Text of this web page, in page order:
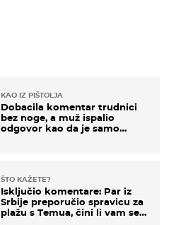
KAO IZ PIŠTOLJA
Dobacila komentar trudnici
bez noge, a muž ispalio
odgovor kao da je samo
ŠTO KAŽETE?
Isključio komentare: Par iz
Srbije preporučio spravicu za
plažu s Temua, čini li vam se